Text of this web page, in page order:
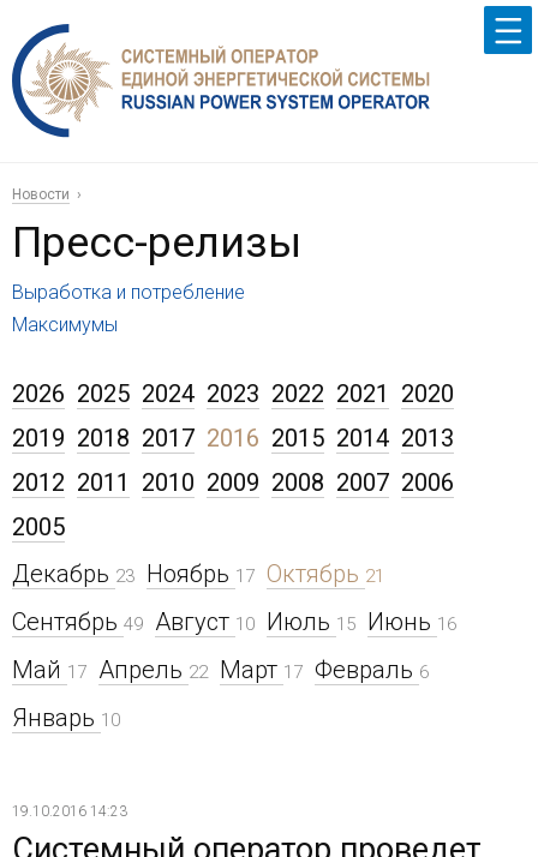
Новости
Пресс-релизы
Выработка и потребление
Максимумы
2026 2025 2024 2023 2022 2021
2020
2019 2018 2017 2016
Декабрь 23 Ноябрь 17 Октябрь 21
Сентябрь 49 Август 10 Июль 15 Июнь 16
Май 17 Апрель 22 Март 17 Февраль 6
Январь 10
2015 2014 2013
2012 2011 2010 2009 2008 2007 2006
2005
19.10.2016 14:23